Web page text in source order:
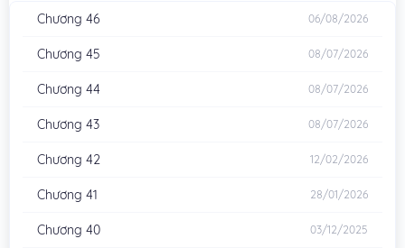
Kenshi, Hontou Ni Mayoimakutte Dare Mo Shiranai Saishinbu
Chương 46 06/08/2026
Chương 45 08/07/2026
Chương 44 08/07/2026
Chương 43 08/07/2026
Chương 42 12/02/2026
Chương 41 28/01/2026
Chương 40 03/12/2025